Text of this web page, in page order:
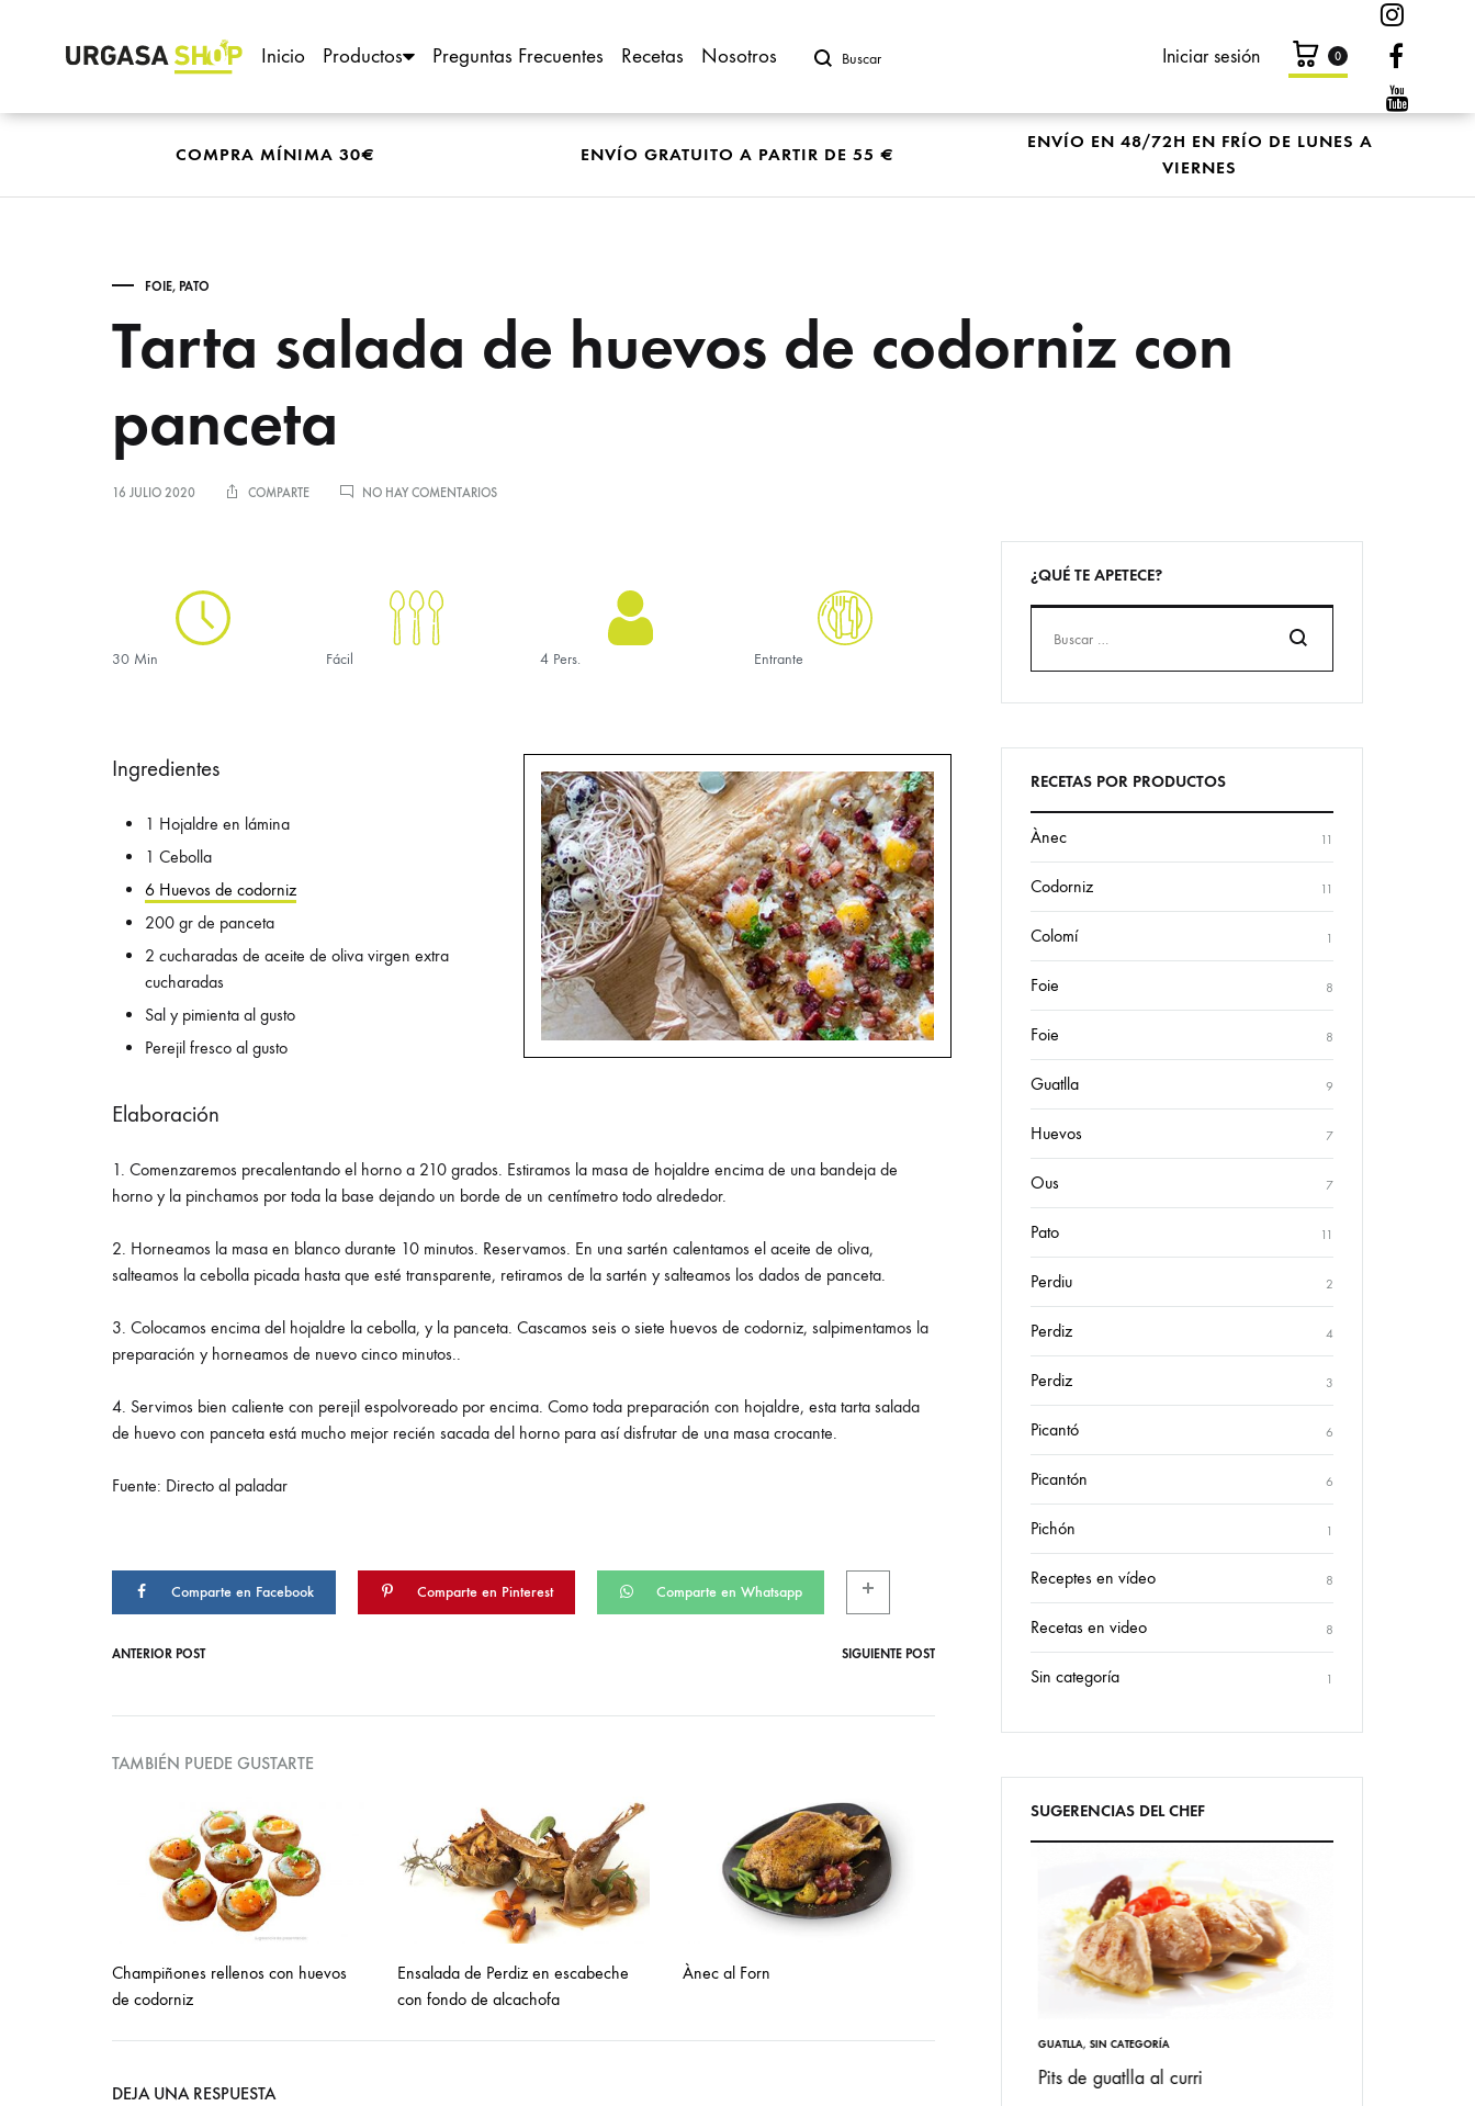
Inicio Productos Preguntas Frecuentes Recetas Nosotros Buscar
Pato
Iniciar sesión
Carrito
0
COMPRA MÍNIMA 30€ ENVÍO GRATUITO A PARTIR DE 55 €
ENVÍO EN 48/72H EN FRÍO DE LUNES A
VIERNES
¿QUÉ QUIERES COCINAR?
FOIE, PATO
Tarta salada de huevos de codorniz con
panceta
16 JULIO 2020 COMPARTE NO HAY COMENTARIOSEN
PANCETA
30 Min Fácil 4 Pers. Entrante
Ingredientes
1 Hojaldre en lámina
1 Cebolla
6 Huevos de codorniz
200 gr de panceta
2 cucharadas de aceite de oliva virgen extra
cucharadas
Sal y pimienta al gusto
Perejil fresco al gusto
Elaboración
1. Comenzaremos precalentando el horno a 210 grados. Estiramos la masa de hojaldre encima de una bandeja de
horno y la pinchamos por toda la base dejando un borde de un centímetro todo alrededor.
2. Horneamos la masa en blanco durante 10 minutos. Reservamos. En una sartén calentamos el aceite de oliva,
salteamos la cebolla picada hasta que esté transparente, retiramos de la sartén y salteamos los dados de panceta.
3. Colocamos encima del hojaldre la cebolla, y la panceta. Cascamos seis o siete huevos de codorniz, salpimentamos la
preparación y horneamos de nuevo cinco minutos..
4. Servimos bien caliente con perejil espolvoreado por encima. Como toda preparación con hojaldre, esta tarta salada
de huevo con panceta está mucho mejor recién sacada del horno para así disfrutar de una masa crocante.
Fuente: Directo al paladar
Comparte en Facebook Comparte en Pinterest Comparte en Whatsapp
Post
ANTERIOR POST SIGUIENTE POST
TAMBIÉN PUEDE GUSTARTE
Champiñones rellenos con huevos
de codorniz
Ensalada de Perdiz en escabeche
con fondo de alcachofa
Ànec al Forn
DEJA UNA RESPUESTA
¿QUÉ TE APETECE?
Buscar
RECETAS POR PRODUCTOS
Ànec 11
Codorniz 11
Colomí 1
Foie 8
Foie 8
Guatlla 9
Huevos 7
Ous 7
Pato 11
Perdiu 2
Perdiz 4
Perdiz 3
Picantó 6
Picantón 6
Pichón 1
Receptes en vídeo 8
Recetas en video 8
Sin categoría 1
SUGERENCIAS DEL CHEF
CODORNIZ GUATLLA,SIN CATEGORÍA
Pits de guatlla al curri
Cerrar
2Comprueba tu email
3Recibe tu código regalo
Suscríbete a nuestro newsletter, recibirás un código que podrás aplicar en tu
primera compra para recibir de regalo estas prácticas tijeras.